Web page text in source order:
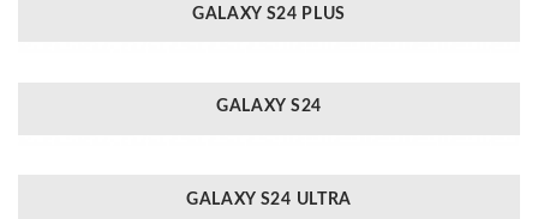
GALAXY S24 PLUS
GALAXY S24
GALAXY S24 ULTRA